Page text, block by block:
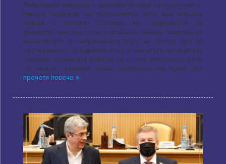
Лабитнанги завърши с красива победа за сургутяните.
Имаше надежда за положителна игра във втората
среща с Dynamo Olympus, Но подкрепата на
феновете, местни стени и особено тавана, Помогна на
московитите в напрегнатата игра на третия ден от
състезанието. С еднаква игра в началото на първата
партида, отличната работа на блока Muscovites вече
се вижда, Атаката беше затворена за първи път
прочети повече »